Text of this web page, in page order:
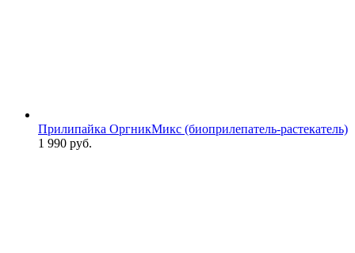
Прилипайка ОргникМикс (биоприлепатель-растекатель)
1 990 руб.